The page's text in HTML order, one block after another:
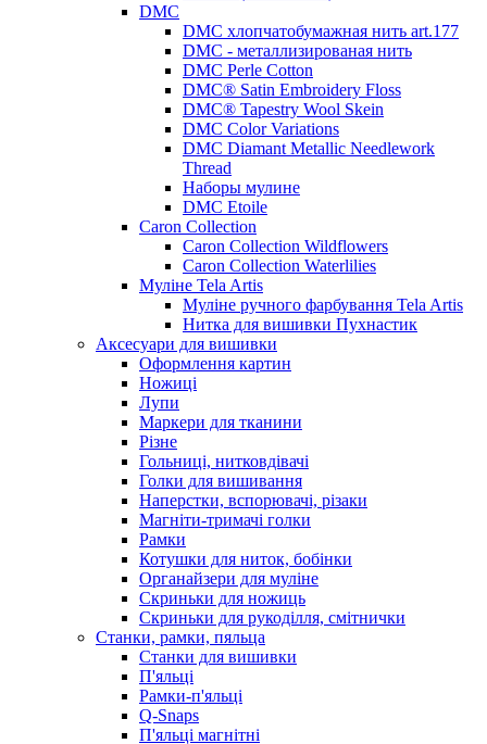
DMC
DMC хлопчатобумажная нить art.177
DMC - металлизированая нить
DMC Perle Cotton
DMC® Satin Embroidery Floss
DMC® Tapestry Wool Skein
DMC Color Variations
DMC Diamant Metallic Needlework
Thread
Наборы мулине
DMC Etoile
Caron Collection
Caron Collection Wildflowers
Caron Collection Waterlilies
Муліне Tela Artis
Муліне ручного фарбування Tela Artis
Нитка для вишивки Пухнастик
Аксесуари для вишивки
Оформлення картин
Ножиці
Лупи
Маркери для тканини
Різне
Гольниці, нитковдівачі
Голки для вишивання
Наперстки, вспорювачі, різаки
Магніти-тримачі голки
Рамки
Котушки для ниток, бобінки
Органайзери для муліне
Скриньки для ножиць
Скриньки для рукоділля, смітнички
Станки, рамки, пяльца
Станки для вишивки
П'яльці
Рамки-п'яльці
Q-Snaps
П'яльці магнітні